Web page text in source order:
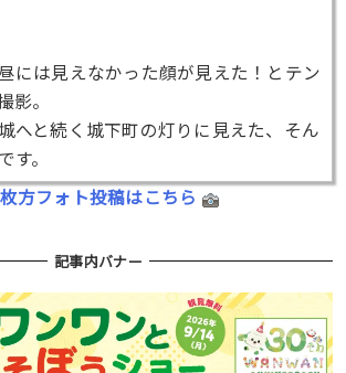
には見えなかった顔が見えた！とテン
影。
へと続く城下町の灯りに見えた、そん
す。
枚方フォト投稿はこちら
記事内バナー